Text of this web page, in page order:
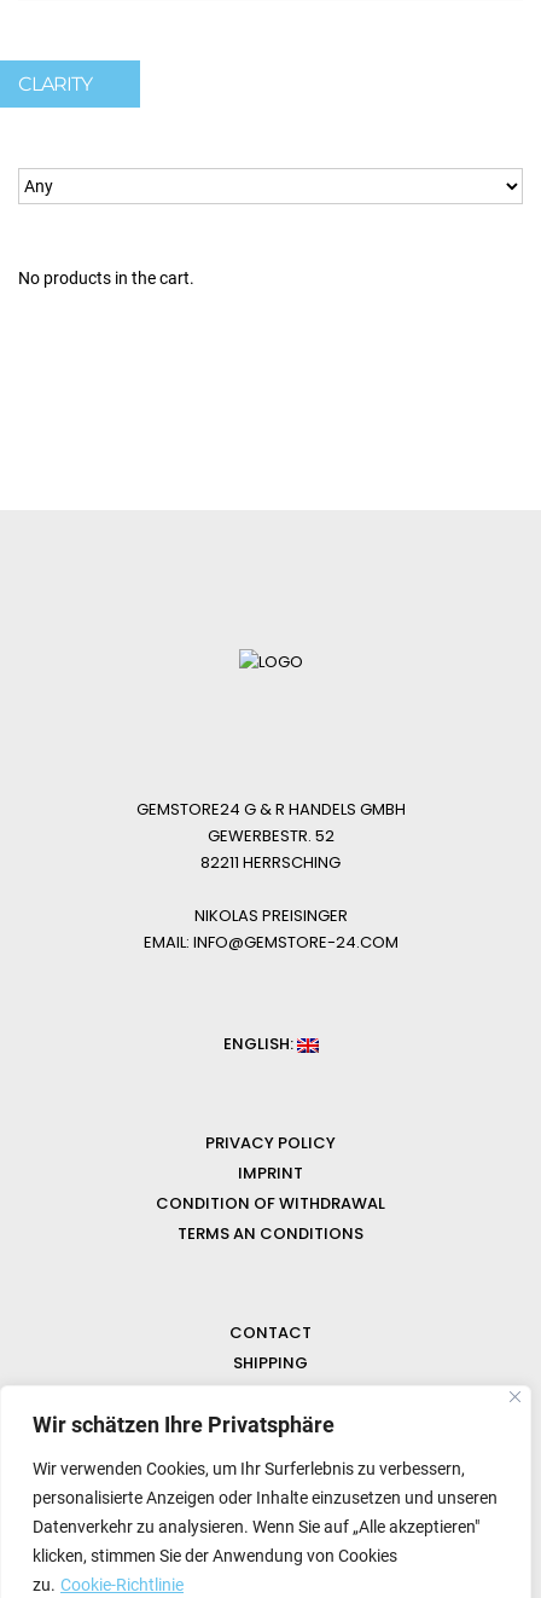
Wir schätzen Ihre Privatsphäre
Wir verwenden Cookies, um Ihr Surferlebnis zu verbessern,
personalisierte Anzeigen oder Inhalte einzusetzen und unseren
Datenverkehr zu analysieren. Wenn Sie auf „Alle akzeptieren"
klicken, stimmen Sie der Anwendung von Cookies
zu. Cookie-Richtlinie
CLARITY
No products in the cart.
GEMSTORE24 G & R HANDELS GMBH
GEWERBESTR. 52
82211 HERRSCHING
NIKOLAS PREISINGER
EMAIL: INFO@GEMSTORE-24.COM
ENGLISH:
PRIVACY POLICY
IMPRINT
CONDITION OF WITHDRAWAL
TERMS AN CONDITIONS
CONTACT
SHIPPING
NEWS & GEMSTONES